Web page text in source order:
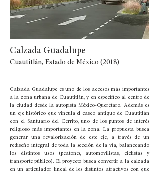
Calzada Guadalupe
Cuautitlán, Estado de México (2018)
Calzada Guadalupe es uno de los accesos más importantes
a la zona urbana de Cuautitlán, y en específico al centro de
la ciudad desde la autopista México-Querétaro. Además es
un eje histórico que vincula el casco antiguo de Cuautitlán
con el Santuario del Cerrito, uno de los puntos de interés
religioso más importantes en la zona. La propuesta busca
generar una revalorización de este eje, a través de un
rediseño integral de toda la sección de la vía, balanceando
los distintos usos (peatones, automovilistas, ciclistas y
transporte público). El proyecto busca convertir a la calzada
en un articulador lineal de los distintos atractivos con que